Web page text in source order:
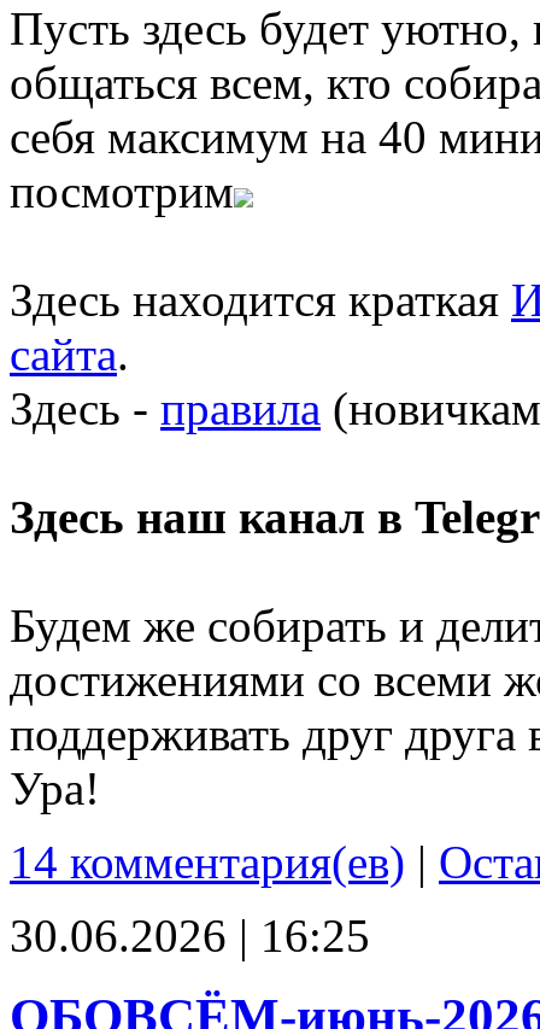
Пусть здесь будет
общаться всем, кто
себя максимум на 40
посмотрим
Здесь находится краткая
сайта.
Здесь - правила
Здесь наш канал в
Будем же собирать и
достижениями со всеми
поддерживать друг
Ура!
14 комментария(ев) |
30.06.2026 | 16:25
ОБОВСЁМ-июнь-